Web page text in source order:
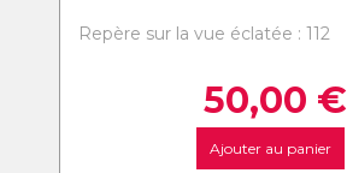
Repère sur la vue éclatée : 112
50,00 €
Ajouter au panier